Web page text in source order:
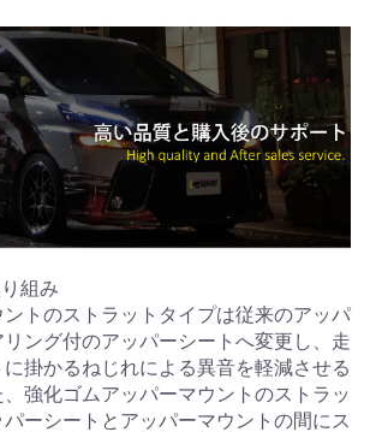
組み
ントのストラットタイプは従来のアッパ
ング付のアッパーシートへ変更し、走
掛かるねじれによる異音を軽減させる
強化ゴムアッパーマウントのストラッ
パーシートとアッパーマウントの間にス